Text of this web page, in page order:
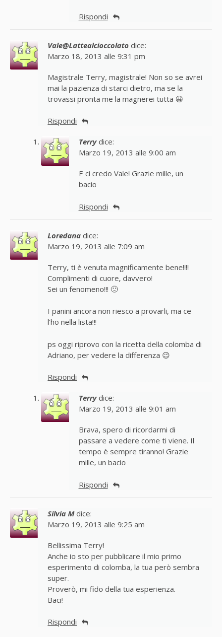
Rispondi
Vale@Lattealcioccolato dice:
Marzo 18, 2013 alle 9:31 pm
Magistrale Terry, magistrale! Non so se avrei
mai la pazienza di starci dietro, ma se la
trovassi pronta me la magnerei tutta 😀
Rispondi
Terry dice:
Marzo 19, 2013 alle 9:00 am
E ci credo Vale! Grazie mille, un
bacio
Rispondi
Loredana dice:
Marzo 19, 2013 alle 7:09 am
Terry, ti è venuta magnificamente bene!!!!
Complimenti di cuore, davvero!
Sei un fenomeno!!! 🙂
I panini ancora non riesco a provarli, ma ce
l’ho nella lista!!!
ps oggi riprovo con la ricetta della colomba di
Adriano, per vedere la differenza 😉
Rispondi
Terry dice:
Marzo 19, 2013 alle 9:01 am
Brava, spero di ricordarmi di
passare a vedere come ti viene. Il
tempo è sempre tiranno! Grazie
mille, un bacio
Rispondi
Silvia M dice:
Marzo 19, 2013 alle 9:25 am
Bellissima Terry!
Anche io sto per pubblicare il mio primo
esperimento di colomba, la tua però sembra
super.
Proverò, mi fido della tua esperienza.
Baci!
Rispondi